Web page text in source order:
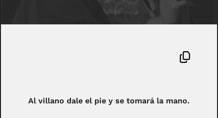
Al villano dale el pie y se tomará la mano.